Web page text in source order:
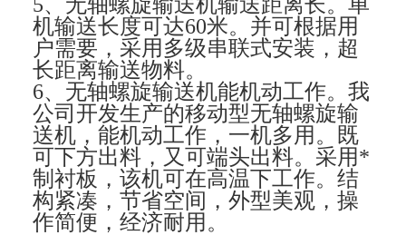
机输送长度可达60米。并可根据用
户需要，采用多级串联式安装，超
长距离输送物料。
6、无轴螺旋输送机能机动工作。我
公司开发生产的移动型无轴螺旋输
送机，能机动工作，一机多用。既
可下方出料，又可端头出料。采用*
制衬板，该机可在高温下工作。结
构紧凑，节省空间，外型美观，操
作简便，经济耐用。